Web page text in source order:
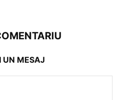
UN MESAJ